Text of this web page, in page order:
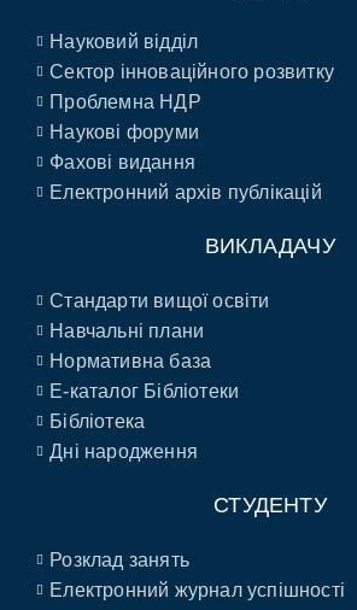
Науковий відділ
Сектор інноваційного розвитку
Проблемна НДР
Наукові форуми
Фахові видання
Електронний архів публікацій
ВИКЛАДАЧУ
Стандарти вищої освіти
Навчальні плани
Нормативна база
E-каталог Бібліотеки
Бібліотека
Дні народження
СТУДЕНТУ
Розклад занять
Електронний журнал успішності